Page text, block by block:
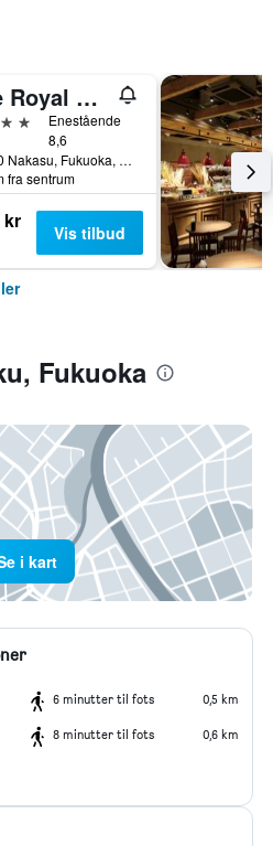
The Royal Park Canvas Fukuoka Nakasu
Enestående
8,6
5-6-20 Nakasu, Fukuoka, Japan
fra sentrum
kr Vis tilbud
Fukuoka
i kart
6 minutter til fots 0,5 km
8 minutter til fots 0,6 km